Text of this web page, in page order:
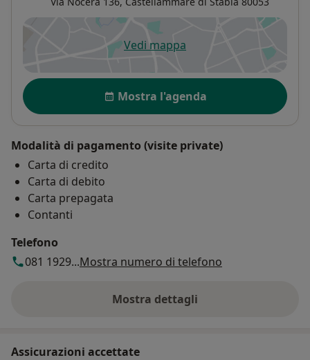
Vedi mappasi apre in una nuova scheda
Disponibilità
Mostra l'agenda
Modalità di pagamento (visite private)
Carta di credito
Carta di debito
Carta prepagata
Contanti
Telefono
081 1929...Mostra numero di telefono
Mostra dettagli
sull'indirizzo
Assicurazioni accettate